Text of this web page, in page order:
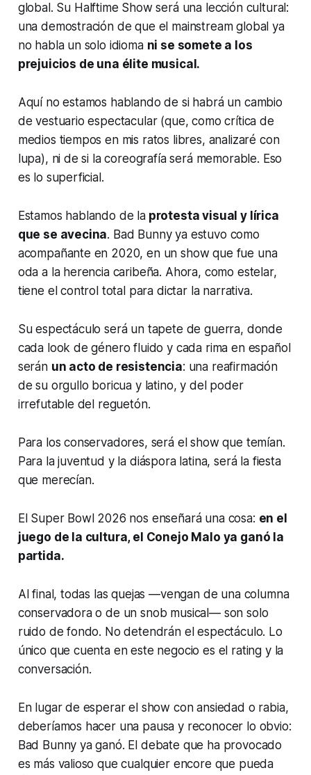
global. Su Halftime Showserá una lección cultural:
una demostración de que el mainstream global ya
no habla un solo idioma ni se somete a los
prejuicios de una élite musical.
Aquí no estamos hablando de si habrá un cambio
de vestuario espectacular (que, como crítica de
medios tiempos en mis ratos libres, analizaré con
lupa), ni de si la coreografía será memorable. Eso
es lo superficial.
Estamos hablando de laprotesta visual y lírica
que se avecina. Bad Bunny ya estuvo como
acompañante en 2020, en un show que fue una
oda a la herencia caribeña. Ahora, como estelar,
tiene el control total para dictar la narrativa.
Su espectáculo será un tapete de guerra, donde
cada look de género fluido y cada rima en español
serán un acto de resistencia: una reafirmación
de su orgullo boricua y latino, y del poder
irrefutable del reguetón.
Para los conservadores, será el show que temían.
Para la juventud y la diáspora latina, será la fiesta
que merecían.
El Super Bowl 2026 nos enseñará una cosa: en el
juego de la cultura, el Conejo Malo ya ganó la
partida.
Al final, todas las quejas —vengan de una columna
conservadora o de unsnob musical— son solo
ruido de fondo. No detendrán el espectáculo. Lo
único que cuenta en este negocio es el rating y la
conversación.
En lugar de esperar el show con ansiedad o rabia,
deberíamos hacer una pausa y reconocer lo obvio:
Bad Bunny ya ganó. El debate que ha provocado
es más valioso que cualquier encore que pueda